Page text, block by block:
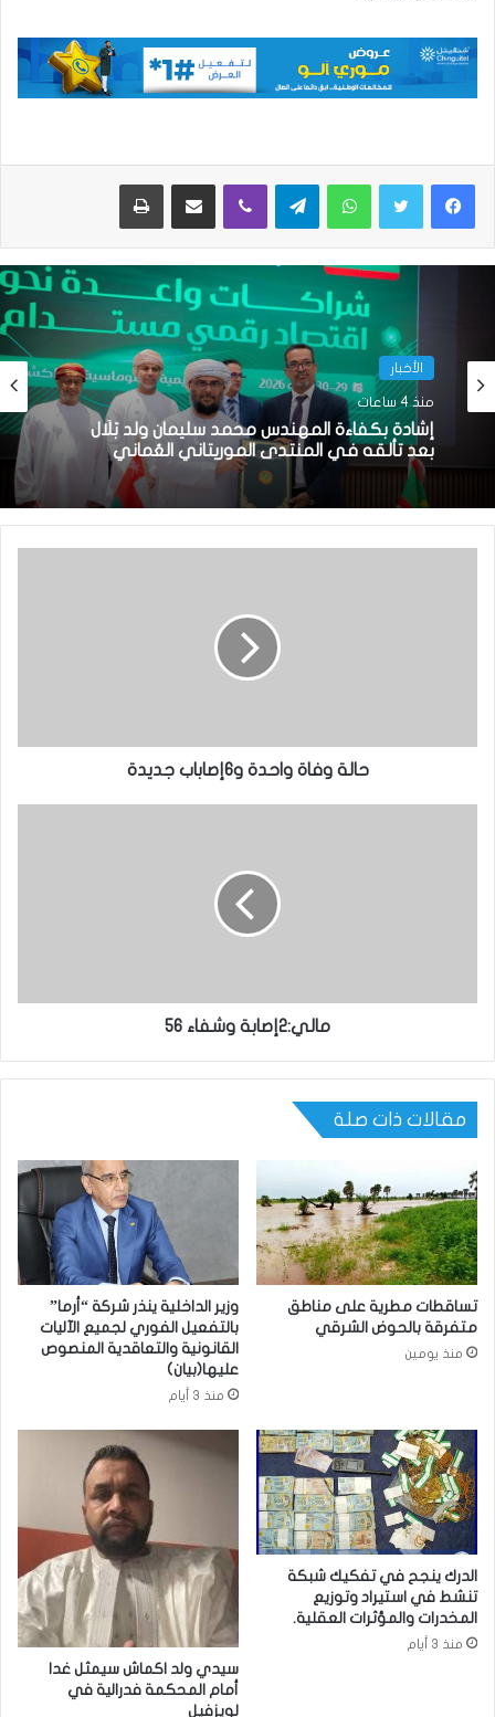
واتساب تيلقرام ڤايبر مشاركة عبر البريد طباعة
الأخبار
منذ 4 ساعات
إشادة بكفاءة المهندس محمد سليمان ولد بَلَّال
بعد تألقه في المنتدى الموريتاني العُماني
حالة وفاة واحدة و6إصاباب جديدة
مالي:2إصابة وشفاء 56
مقالات ذات صلة
تساقطات مطرية على مناطق
متفرقة بالحوض الشرقي
منذ يومين
وزير الداخلية ينذر شركة “أرما”
بالتفعيل الفوري لجميع الآليات
القانونية والتعاقدية المنصوص
عليها(بيان)
منذ 3 أيام
الدرك ينجح في تفكيك شبكة
تنشط في استيراد وتوزيع
المخدرات والمؤثرات العقلية.
منذ 3 أيام
سيدي ولد اكماش سيمثل غدا
أمام المحكمة فدرالية في
لويزفيل